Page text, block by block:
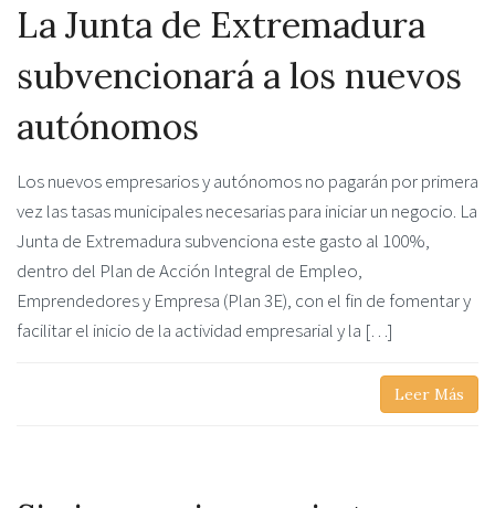
La Junta de Extremadura
subvencionará a los nuevos
autónomos
Los nuevos empresarios y autónomos no pagarán por primera
vez las tasas municipales necesarias para iniciar un negocio. La
Junta de Extremadura subvenciona este gasto al 100%,
dentro del Plan de Acción Integral de Empleo,
Emprendedores y Empresa (Plan 3E), con el fin de fomentar y
facilitar el inicio de la actividad empresarial y la […]
Leer Más